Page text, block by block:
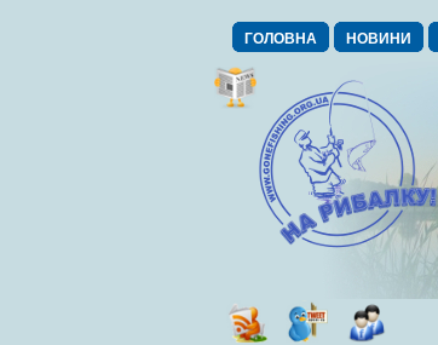
ГОЛОВНА НОВИНИ